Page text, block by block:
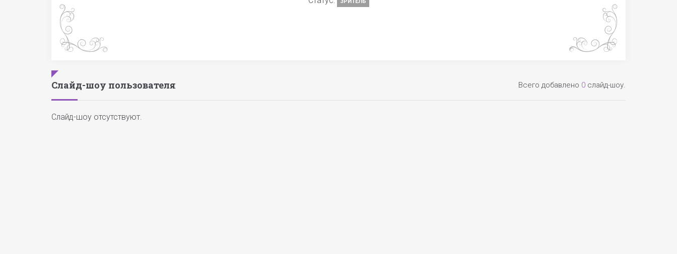
Слайд-шоу пользователя Всего добавлено 0 слайд-шоу.
Слайд-шоу отсутствуют.